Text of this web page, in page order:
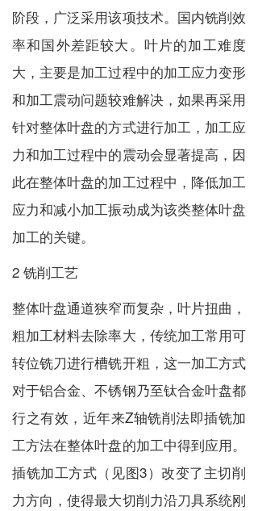
阶段，广泛采用该项技术。国内铣削效
率和国外差距较大。叶片的加工难度
大，主要是加工过程中的加工应力变形
和加工震动问题较难解决，如果再采用
针对整体叶盘的方式进行加工，加工应
力和加工过程中的震动会显著提高，因
此在整体叶盘的加工过程中，降低加工
应力和减小加工振动成为该类整体叶盘
加工的关键。
2 铣削工艺
整体叶盘通道狭窄而复杂，叶片扭曲，
粗加工材料去除率大，传统加工常用可
转位铣刀进行槽铣开粗，这一加工方式
对于铝合金、不锈钢乃至钛合金叶盘都
行之有效，近年来Z轴铣削法即插铣加
工方法在整体叶盘的加工中得到应用。
插铣加工方式（见图3）改变了主切削
力方向，使得最大切削力沿刀具系统刚